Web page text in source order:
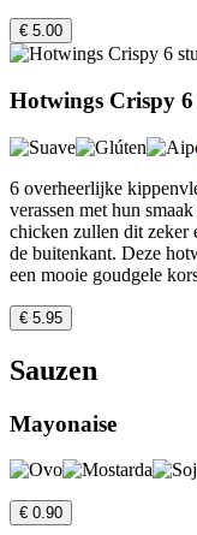
€ 5.00
Hotwings Crispy 6
6 overheerlijke
verassen met hun
chicken zullen dit zeker
de buitenkant. Deze
een mooie goudgele
€ 5.95
Sauzen
Mayonaise
€ 0.90